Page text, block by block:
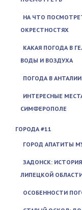
НА ЧТО
ОКРЕСТНОСТЯХ
КАКАЯ ПОГОДА В
ВОДЫ И ВОЗДУХА
ПОГОДА В
ИНТЕРЕСНЫЕ
СИМФЕРОПОЛЕ
ГОРОДА #11
ГОРОД АПАТИТЫ
ЗАДОНСК:
ЛИПЕЦКОЙ
ОСОБЕННОСТИ